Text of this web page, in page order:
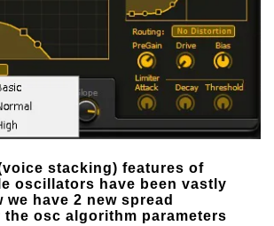
stacking) features of
oscillators have been vastly
we have 2 new spread
the osc algorithm parameters